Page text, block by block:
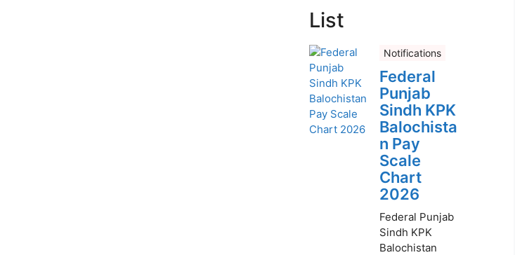
List
Notifications
Federal
Punjab
Sindh KPK
Balochista
n Pay
Scale
Chart
2026
Federal Punjab
Sindh KPK
Balochistan